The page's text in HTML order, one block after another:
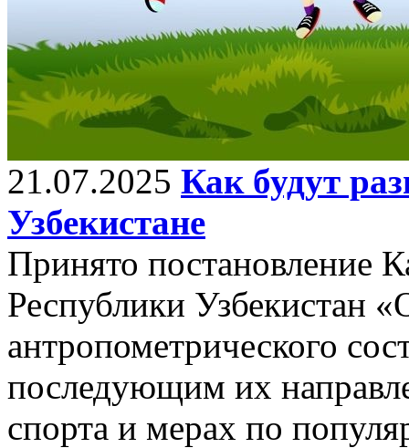
21.07.2025 Как будут
Узбекистане
Принято постановление
Республики Узбекистан
антропометрического
последующим их
спорта и мерах по